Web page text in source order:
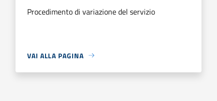
Procedimento di variazione del servizio
VAI ALLA PAGINA